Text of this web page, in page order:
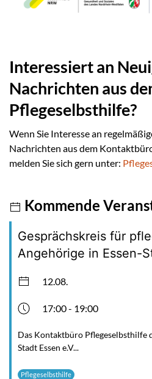
Interessiert an
Nachrichten aus
Pflegeselbsthilfe?
Wenn Sie Interesse an
Nachrichten aus dem
melden Sie sich gern unter:
Kommende
Gesprächskreis für
Angehörige in Essen-
12.08.
17:00 - 19:00
Das Kontaktbüro Pflegeselbsthilfe
Stadt Essen e.V...
Pflegeselbsthilfe